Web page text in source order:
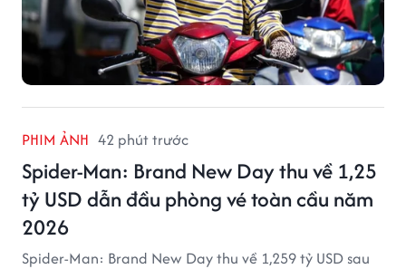
PHIM ẢNH 42 phút trước
Spider-Man: Brand New Day thu về 1,25
tỷ USD dẫn đầu phòng vé toàn cầu năm
2026
Spider-Man: Brand New Day thu về 1,259 tỷ USD sau